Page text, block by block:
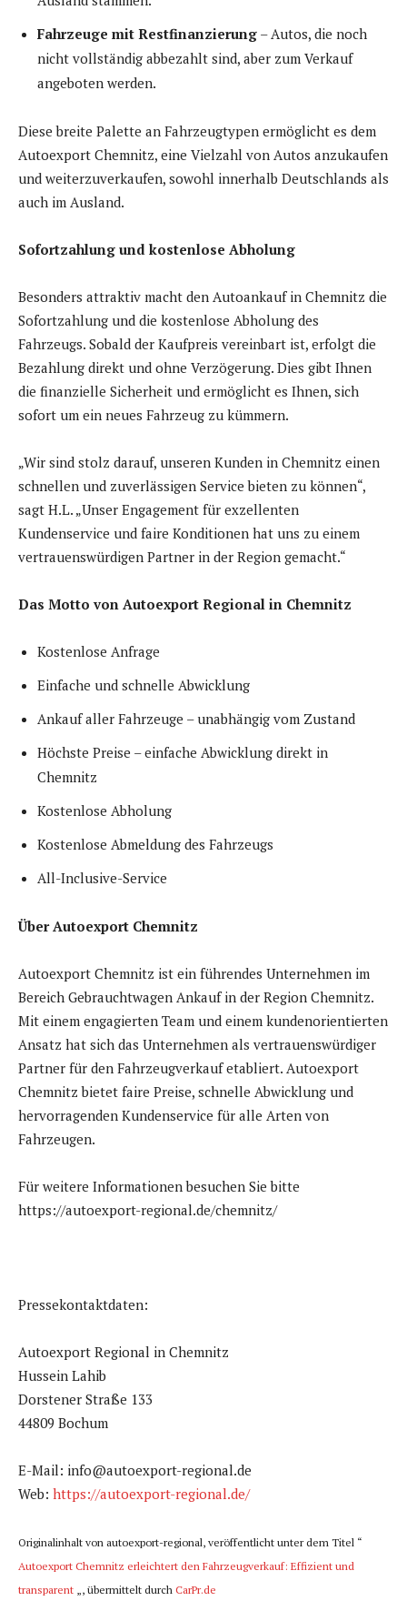
Fahrzeuge mit Restfinanzierung – Autos, die noch
nicht vollständig abbezahlt sind, aber zum Verkauf
angeboten werden.
Diese breite Palette an Fahrzeugtypen ermöglicht es dem
Autoexport Chemnitz, eine Vielzahl von Autos anzukaufen
und weiterzuverkaufen, sowohl innerhalb Deutschlands als
auch im Ausland.
Sofortzahlung und kostenlose Abholung
Besonders attraktiv macht den Autoankauf in Chemnitz die
Sofortzahlung und die kostenlose Abholung des
Fahrzeugs. Sobald der Kaufpreis vereinbart ist, erfolgt die
Bezahlung direkt und ohne Verzögerung. Dies gibt Ihnen
die finanzielle Sicherheit und ermöglicht es Ihnen, sich
sofort um ein neues Fahrzeug zu kümmern.
„Wir sind stolz darauf, unseren Kunden in Chemnitz einen
schnellen und zuverlässigen Service bieten zu können“,
sagt H.L. „Unser Engagement für exzellenten
Kundenservice und faire Konditionen hat uns zu einem
vertrauenswürdigen Partner in der Region gemacht.“
Das Motto von Autoexport Regional in Chemnitz
Kostenlose Anfrage
Einfache und schnelle Abwicklung
Ankauf aller Fahrzeuge – unabhängig vom Zustand
Höchste Preise – einfache Abwicklung direkt in
Chemnitz
Kostenlose Abholung
Kostenlose Abmeldung des Fahrzeugs
All-Inclusive-Service
Über Autoexport Chemnitz
Autoexport Chemnitz ist ein führendes Unternehmen im
Bereich Gebrauchtwagen Ankauf in der Region Chemnitz.
Mit einem engagierten Team und einem kundenorientierten
Ansatz hat sich das Unternehmen als vertrauenswürdiger
Partner für den Fahrzeugverkauf etabliert. Autoexport
Chemnitz bietet faire Preise, schnelle Abwicklung und
hervorragenden Kundenservice für alle Arten von
Fahrzeugen.
Für weitere Informationen besuchen Sie bitte
https://autoexport-regional.de/chemnitz/
Pressekontaktdaten:
Autoexport Regional in Chemnitz
Hussein Lahib
Dorstener Straße 133
44809 Bochum
E-Mail: info@autoexport-regional.de
Web: https://autoexport-regional.de/
Originalinhalt von autoexport-regional, veröffentlicht unter dem Titel “
Autoexport Chemnitz erleichtert den Fahrzeugverkauf: Effizient und
transparent „, übermittelt durch CarPr.de